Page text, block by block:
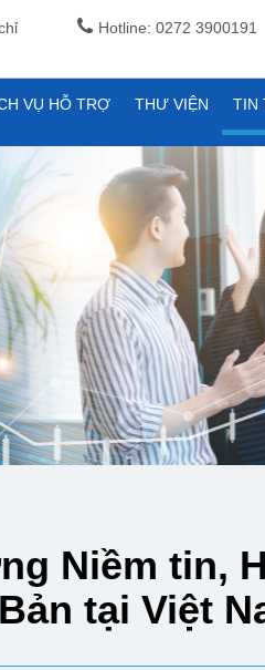
Hotline: 0272 3900191
VỤ HỖ TRỢ THƯ VIỆN TIN
Niềm tin,
tại Việt